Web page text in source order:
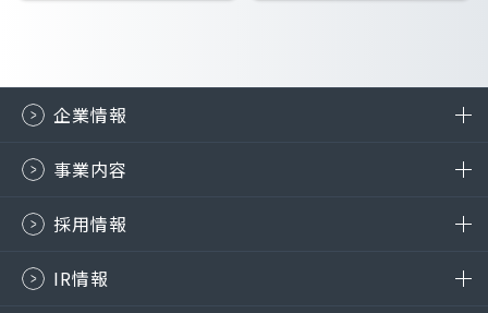
企業情報
事業内容
採用情報
IR情報